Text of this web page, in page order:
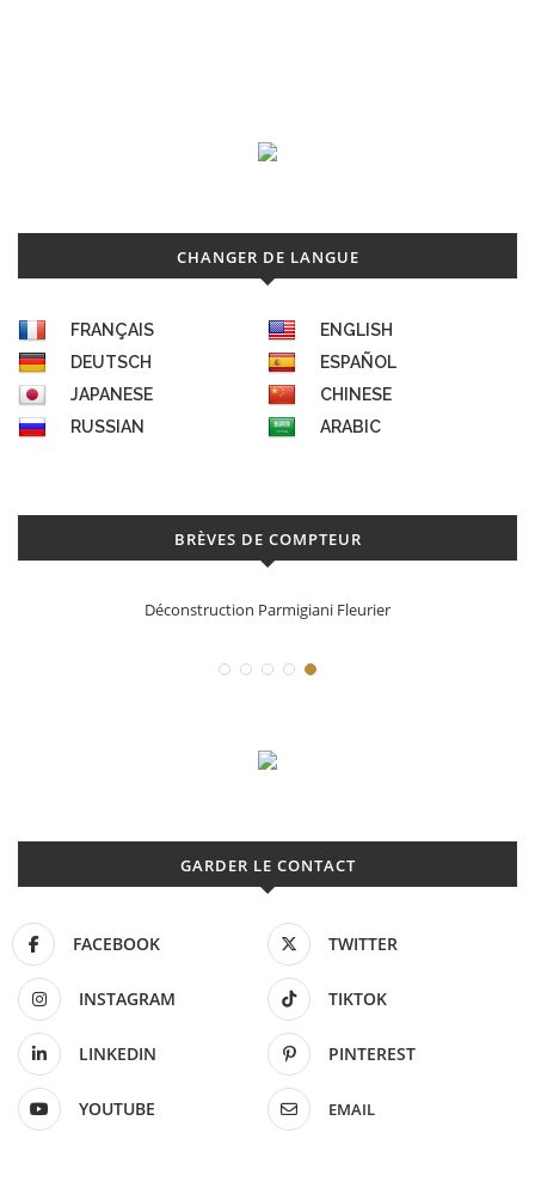
CHANGER DE LANGUE
FRANÇAIS
ENGLISH
DEUTSCH
ESPAÑOL
JAPANESE
CHINESE
RUSSIAN
ARABIC
BRÈVES DE COMPTEUR
Déconstruction Parmigiani Fleurier
GARDER LE CONTACT
FACEBOOK TWITTER
INSTAGRAM TIKTOK
LINKEDIN PINTEREST
YOUTUBE EMAIL